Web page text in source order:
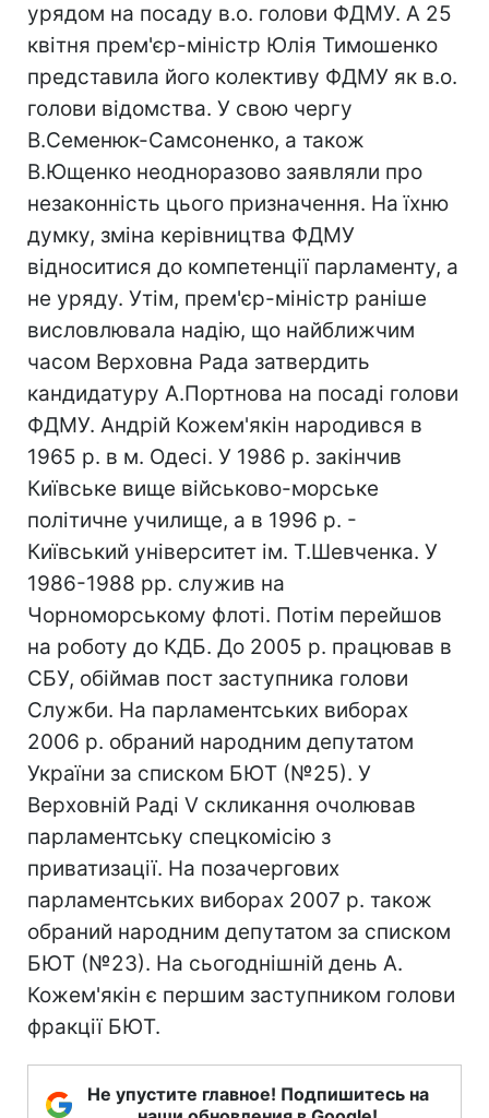
урядом на посаду в.о. голови ФДМУ. А 25
квітня прем'єр-міністр Юлія Тимошенко
представила його колективу ФДМУ як в.о.
голови відомства. У свою чергу
В.Семенюк-Самсоненко, а також
В.Ющенко неодноразово заявляли про
незаконність цього призначення. На їхню
думку, зміна керівництва ФДМУ
відноситися до компетенції парламенту, а
не уряду. Утім, прем'єр-міністр раніше
висловлювала надію, що найближчим
часом Верховна Рада затвердить
кандидатуру А.Портнова на посаді голови
ФДМУ. Андрій Кожем'якін народився в
1965 р. в м. Одесі. У 1986 р. закінчив
Київське вище військово-морське
політичне училище, а в 1996 р. -
Київський університет ім. Т.Шевченка. У
1986-1988 рр. служив на
Чорноморському флоті. Потім перейшов
на роботу до КДБ. До 2005 р. працював в
СБУ, обіймав пост заступника голови
Служби. На парламентських виборах
2006 р. обраний народним депутатом
України за списком БЮТ (№25). У
Верховній Раді V скликання очолював
парламентську спецкомісію з
приватизації. На позачергових
парламентських виборах 2007 р. також
обраний народним депутатом за списком
БЮТ (№23). На сьогоднішній день А.
Кожем'якін є першим заступником голови
фракції БЮТ.
Не упустите главное! Подпишитесь на